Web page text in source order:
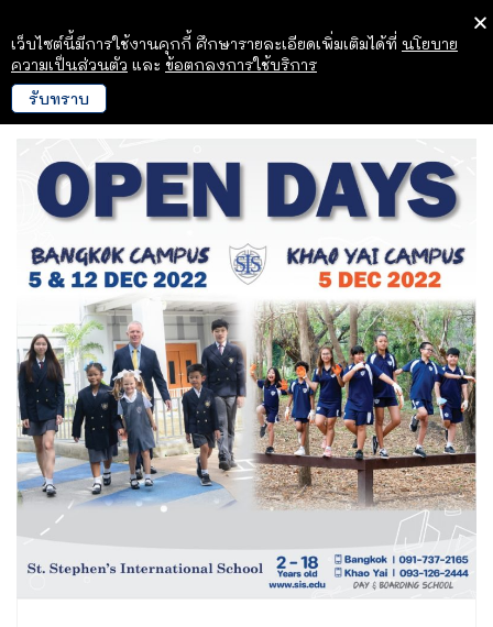
เว็บไซต์นี้มีการใช้งานคุกกี้ ศึกษารายละเอียดเพิ่มเติมได้ที่ นโยบาย
ความเป็นส่วนตัว และ ข้อตกลงการใช้บริการ
รับทราบ